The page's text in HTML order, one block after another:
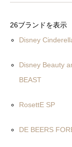
26ブランドを表示
Disney
Disney Beauty
BEAST
RosettE SP
DE BEERS